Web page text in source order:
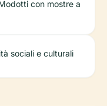
con mostre a
sociali e culturali